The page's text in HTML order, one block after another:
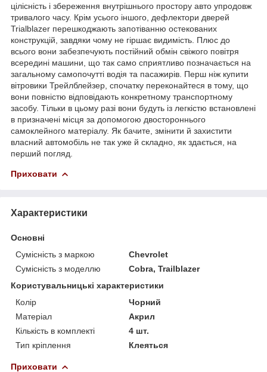
цілісність і збереження внутрішнього простору авто упродовж
тривалого часу. Крім усього іншого, дефлектори дверей
Trialblazer перешкоджають запотіванню остекованих
конструкцій, завдяки чому не гіршає видимість. Плюс до
всього вони забезпечують постійний обмін свіжого повітря
всередині машини, що так само сприятливо позначається на
загальному самопочутті водія та пасажирів. Перш ніж купити
вітровики Трейлблейзер, спочатку переконайтеся в тому, що
вони повністю відповідають конкретному транспортному
засобу. Тільки в цьому разі вони будуть із легкістю встановлені
в призначені місця за допомогою двостороннього
самоклейного матеріалу. Як бачите, змінити й захистити
власний автомобіль не так уже й складно, як здається, на
перший погляд.
Приховати
Характеристики
Основні
Сумісність з маркою
Chevrolet
Сумісність з моделлю
Cobra, Trailblazer
Користувальницькі характеристики
Колір
Чорний
Матеріал
Акрил
Кількість в комплекті
4 шт.
Тип кріплення
Клеяться
Приховати